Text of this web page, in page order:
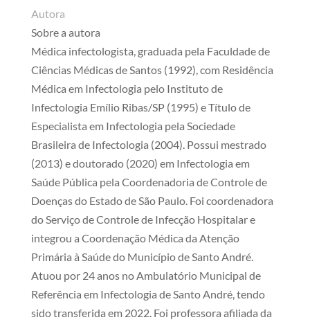
Autora
Sobre a autora
Médica infectologista, graduada pela Faculdade de
Ciências Médicas de Santos (1992), com Residência
Médica em Infectologia pelo Instituto de
Infectologia Emílio Ribas/SP (1995) e Título de
Especialista em Infectologia pela Sociedade
Brasileira de Infectologia (2004). Possui mestrado
(2013) e doutorado (2020) em Infectologia em
Saúde Pública pela Coordenadoria de Controle de
Doenças do Estado de São Paulo. Foi coordenadora
do Serviço de Controle de Infecção Hospitalar e
integrou a Coordenação Médica da Atenção
Primária à Saúde do Município de Santo André.
Atuou por 24 anos no Ambulatório Municipal de
Referência em Infectologia de Santo André, tendo
sido transferida em 2022. Foi professora afiliada da